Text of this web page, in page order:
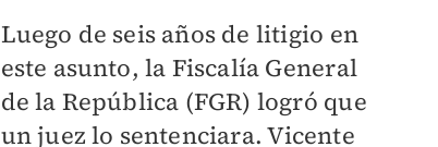
Luego de seis años de litigio en
este asunto, la Fiscalía General
de la República (FGR) logró que
un juez lo sentenciara.Vicente